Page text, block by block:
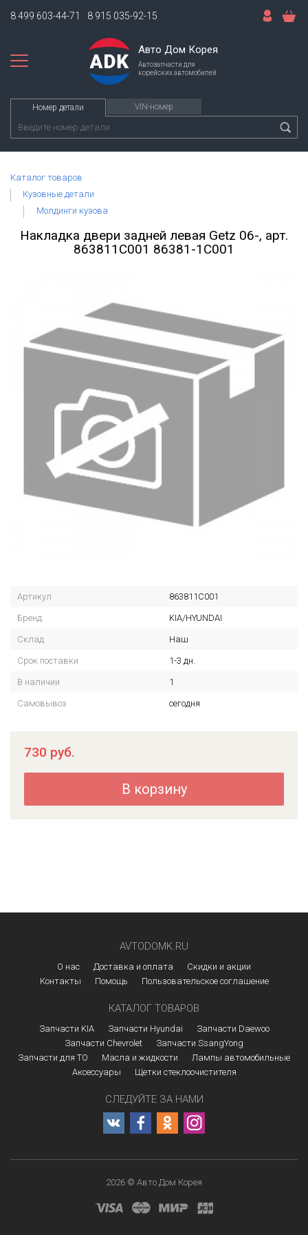
8 499 603-44-71 8 915 035-92-15
Авто Дом Корея
Автозапчасти для
корейских автомобилей
Номер детали VIN-номер
Каталог товаров
Кузовные детали
Молдинги кузова
Накладка двери задней левая Getz 06-, арт.
863811C001 86381-1C001
Артикул 863811C001
Бренд KIA/HYUNDAI
Склад Наш
Срок поставки 1-3 дн.
В наличии 1
Самовывоз сегодня
730 руб.
В корзину
AVTODOMK.RU
О нас Доставка и оплата
Скидки и акции
Контакты
Помощь Пользовательское соглашение
КАТАЛОГ ТОВАРОВ
Запчасти KIA Запчасти Hyundai
Запчасти Daewoo
Запчасти Chevrolet
Запчасти SsangYong
Запчасти для ТО
Масла и жидкости
Лампы автомобильные
Аксессуары
Щетки стеклоочистителя
СЛЕДУЙТЕ ЗА НАМИ
2026 © Авто Дом Корея